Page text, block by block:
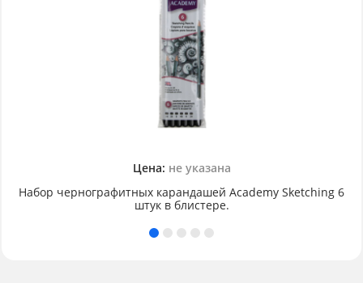
Цена: не указана
Набор чернографитных карандашей Academy Sketching 6
штук в блистере.